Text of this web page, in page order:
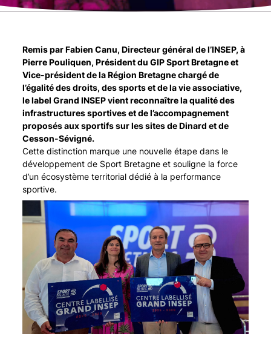
Remis par Fabien Canu, Directeur général de l’INSEP, à
Pierre Pouliquen, Président du GIP Sport Bretagne et
Vice-président de la Région Bretagne chargé de
l’égalité des droits, des sports et de la vie associative,
le label Grand INSEP vient reconnaître la qualité des
infrastructures sportives et de l’accompagnement
proposés aux sportifs sur les sites de Dinard et de
Cesson-Sévigné.
Cette distinction marque une nouvelle étape dans le
développement de Sport Bretagne et souligne la force
d’un écosystème territorial dédié à la performance
sportive.